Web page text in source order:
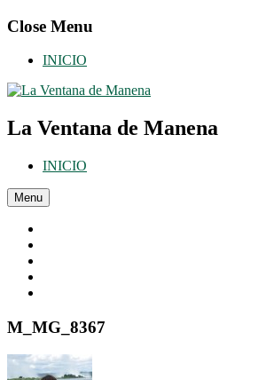
Skip
content
Close Menu
INICIO
La Ventana de Manena
INICIO
Menu
M_MG_8367